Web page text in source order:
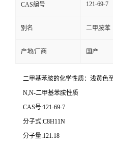
CAS编号 121-69-7
别名 二甲胺苯
产地/厂商 国产
二甲基苯胺的化学性质：浅黄色
N,N-二甲基苯胺性质
CAS号:121-69-7
分子式:C8H11N
分子量:121.18